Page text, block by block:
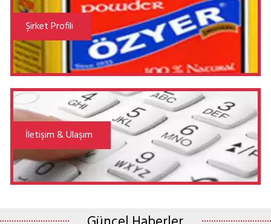
Şirket Profili
İletişim & Ulaşım